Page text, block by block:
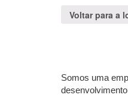
Voltar para a
Somos uma